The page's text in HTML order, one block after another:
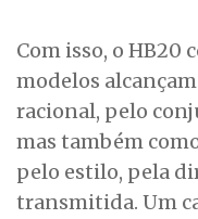
Com isso, o HB20
modelos
racional, pelo
mas também
pelo estilo, pela
transmitida. Um